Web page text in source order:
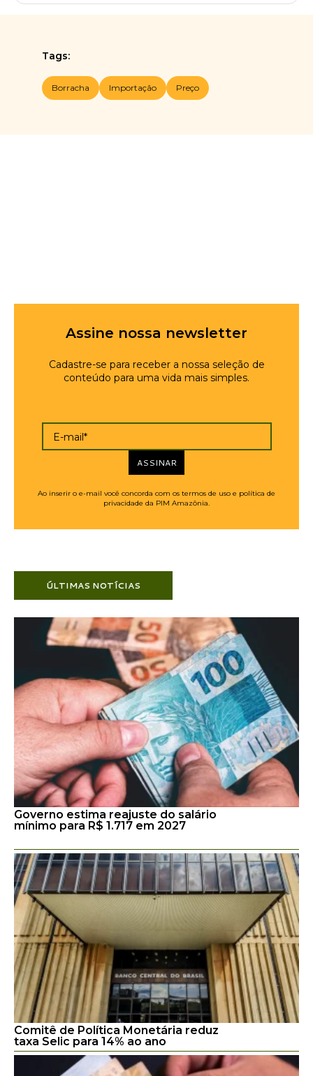
Tags:
Borracha Importação Preço
Assine nossa newsletter
Cadastre-se para receber a nossa seleção de
conteúdo para uma vida mais simples.
E-mail*
ASSINAR
Ao inserir o e-mail você concorda com os termos de uso e política de
privacidade da PIM Amazônia.
ÚLTIMAS NOTÍCIAS
Governo estima reajuste do salário
mínimo para R$ 1.717 em 2027
Comitê de Política Monetária reduz
taxa Selic para 14% ao ano